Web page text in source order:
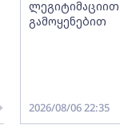
გამოყენებით
2026/08/06 22:35